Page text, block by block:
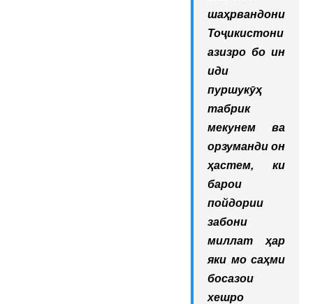
шаҳрвандони
Тоҷикистони
азизро бо ин
иди
пуршукӯҳ
табрик
мекунем ва
орзуманди он
ҳастем, ки
барои
пойдории
забони
миллат ҳар
яки мо саҳми
босазои
хешро